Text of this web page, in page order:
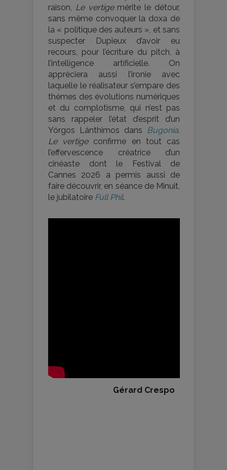
raison, Le vertigemérite le détour,
sans même convoquer la doxa de
la « politique des auteurs », et sans
suspecter Dupieux d’avoir eu
recours, pour l’écriture du pitch, à
l’intelligence artificielle. On
appréciera aussi l’ironie avec
laquelle le réalisateur s’empare des
thèmes des évolutions numériques
et du complotisme, qui n’est pas
sans rappeler l’état d’esprit d’un
Yórgos Lánthimos dans Bugonia.
Le vertigeconfirme en tout cas
l’effervescence créatrice d’un
cinéaste dont le Festival de
Cannes 2026 a permis aussi de
faire découvrir, en séance de Minuit,
le jubilatoire Full Phil.
Gérard Crespo